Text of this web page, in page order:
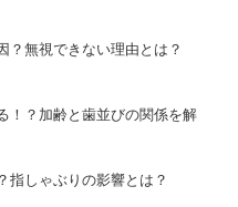
？無視できない理由とは？
！？加齢と歯並びの関係を解
指しゃぶりの影響とは？